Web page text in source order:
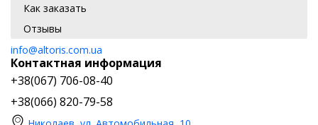
Как заказать
Отзывы
info@altoris.com.ua
Контактная информация
+38(067) 706-08-40
+38(066) 820-79-58